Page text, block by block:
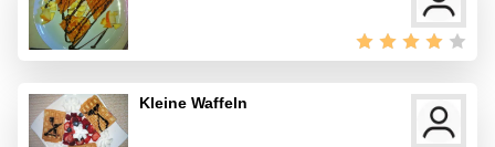
Kleine Waffeln